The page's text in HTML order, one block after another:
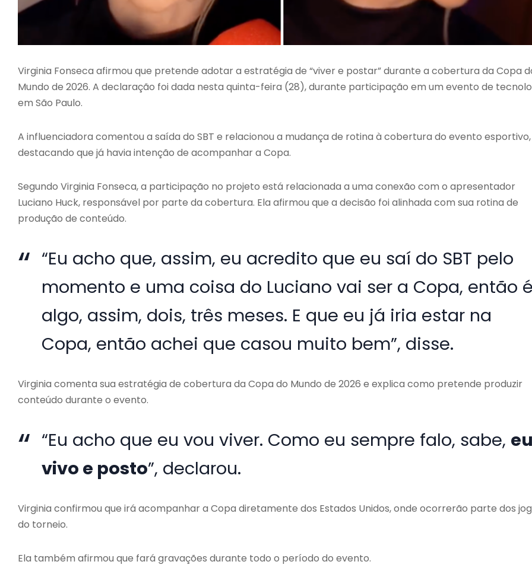
Virginia Fonseca afirmou que pretende adotar a estratégia de “viver e postar” durante a cobertura da Copa
Mundo de 2026. A declaração foi dada nesta quinta-feira (28), durante participação em um evento de
em São Paulo.
A influenciadora comentou a saída do SBT e relacionou a mudança de rotina à cobertura do evento esportivo,
destacando que já havia intenção de acompanhar a Copa.
Segundo Virginia Fonseca, a participação no projeto está relacionada a uma conexão com o apresentador
Luciano Huck, responsável por parte da cobertura. Ela afirmou que a decisão foi alinhada com sua rotina de
produção de conteúdo.
“Eu acho que, assim, eu acredito que eu saí do SBT pelo
momento e uma coisa do Luciano vai ser a Copa, então é
algo, assim, dois, três meses. E que eu já iria estar na
Copa, então achei que casou muito bem”, disse.
Virginia comenta sua estratégia de cobertura da Copa do Mundo de 2026 e explica como pretende produzir
conteúdo durante o evento.
“Eu acho que eu vou viver. Como eu sempre falo, sabe, eu
vivo e posto”, declarou.
Virginia confirmou que irá acompanhar a Copa diretamente dos Estados Unidos, onde ocorrerão parte dos
do torneio.
Ela também afirmou que fará gravações durante todo o período do evento.